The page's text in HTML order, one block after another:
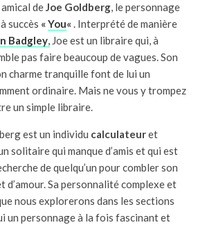
deJoe Goldberg, le personnage
succès «You«. Interprété de manière
Badgley, Joe est un libraire qui, à
pas faire beaucoup de vagues. Son
charme tranquille font de lui un
ordinaire. Mais ne vous y trompez
un simple libraire.
est un individu calculateuret
solitaire qui manque d’amis et qui est
de quelqu’un pour combler son
d’amour. Sa personnalité complexe et
nous explorerons dans les sections
un personnage à la fois fascinant et